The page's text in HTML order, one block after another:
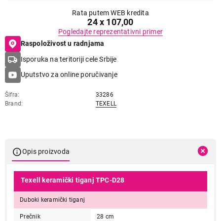
Rata putem WEB kredita
24 x 107,00
Pogledajte reprezentativni primer
Raspoloživost u radnjama
Isporuka na teritoriji cele Srbije
Uputstvo za online poručivanje
Šifra
33286
Brand
TEXELL
Opis proizvoda
Texell keramički tiganj TPC-D28
Duboki keramički tiganj
Prečnik 28 cm